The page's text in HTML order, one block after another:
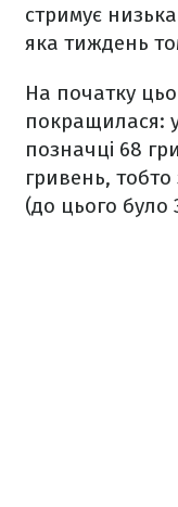
стримує
яка тиждень
На початку
покращилася:
позначці 68
гривень, тобто
(до цього було